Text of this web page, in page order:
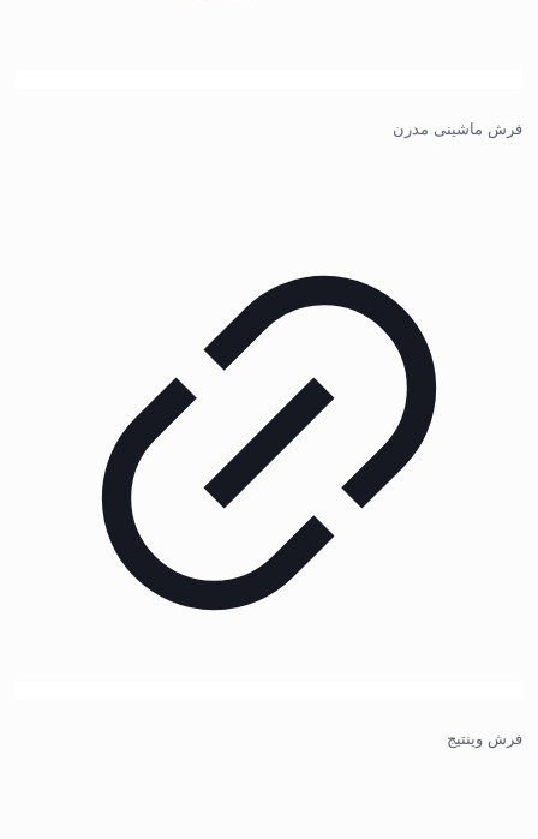
فرش ماشینی مدرن
فرش وینتیج